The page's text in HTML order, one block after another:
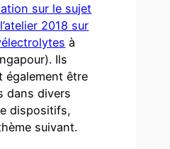
sur le sujet
2018 sur
à
Ils
également être
dans divers
dispositifs,
suivant.